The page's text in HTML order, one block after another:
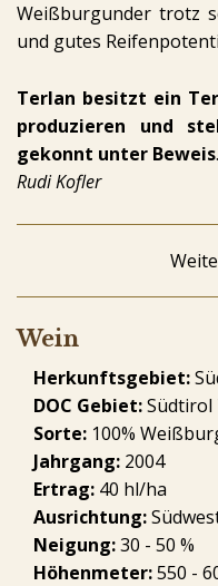
Weißburgunder trotz
und gutes
Terlan besitzt ein
produzieren und
gekonnt unter Beweis
Rudi Kofler
Wein
Herkunftsgebiet:
DOC Gebiet:
Sorte: 100%
Jahrgang: 2004
Ertrag: 40 hl/ha
Ausrichtung:
Neigung:30 - 50 %
Höhenmeter:550 -